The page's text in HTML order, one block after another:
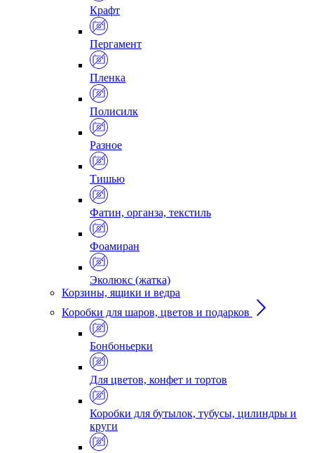
Крафт
Пергамент
Пленка
Полисилк
Разное
Тишью
Фатин, органза, текстиль
Фоамиран
Эколюкс (жатка)
Корзины, ящики и ведра
Коробки для шаров, цветов и подарков
Бонбоньерки
Для цветов, конфет и тортов
Коробки для бутылок, тубусы, цилиндры и
круги